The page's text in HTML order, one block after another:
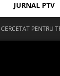
JURNAL PTV
CERCETAT PENTRU